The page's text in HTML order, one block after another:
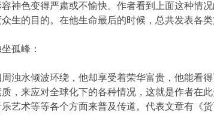
色变得严肃或不愉快。作者看到上面这种情况
生的目的。在他生命最后的时候，总共发表各类
峰：
水倾波环绕，他却享受着荣华富贵，他能看得
质，来应对全球化下的各种情况，这就是作者在
乐艺术等等各个方面来普及传道。代表文章有《